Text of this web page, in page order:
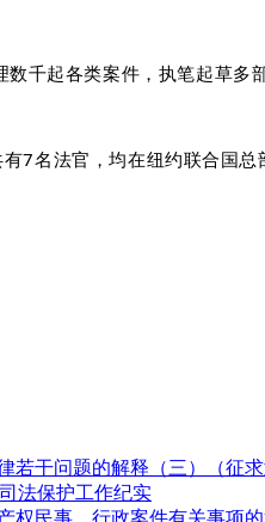
千起各类案件，执笔起草
名法官，均在纽约联合国
若干问题的解释（三）（征求
法保护工作纪实
权民事、行政案件有关事项